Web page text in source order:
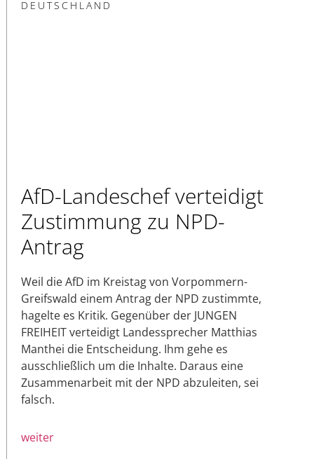
DEUTSCHLAND
AfD-Landeschef verteidigt
Zustimmung zu NPD-
Antrag
Weil die AfD im Kreistag von Vorpommern-
Greifswald einem Antrag der NPD zustimmte,
hagelte es Kritik. Gegenüber der JUNGEN
FREIHEIT verteidigt Landessprecher Matthias
Manthei die Entscheidung. Ihm gehe es
ausschließlich um die Inhalte. Daraus eine
Zusammenarbeit mit der NPD abzuleiten, sei
falsch.
weiter